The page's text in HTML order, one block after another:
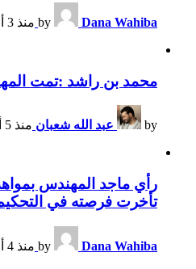
by Dana Wahiba منذ 3 أعوام
محمد بن راشد :تمت
by عبد الله شعبان منذ 5 أعوام
رأي ماجد المهندس
تأخرت فرصته في
by Dana Wahiba منذ 4 أعوام